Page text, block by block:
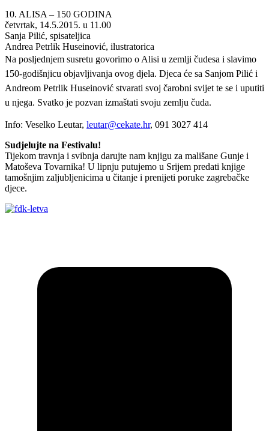
10. ALISA – 150 GODINA
četvrtak, 14.5.2015. u 11.00
Sanja Pilić, spisateljica
Andrea Petrlik Huseinović, ilustratorica
Na posljednjem susretu govorimo o Alisi u zemlji čudesa i slavimo
150-godišnjicu objavljivanja ovog djela. Djeca će sa Sanjom Pilić i
Andreom Petrlik Huseinović stvarati svoj čarobni svijet te se i uputiti
u njega. Svatko je pozvan izmaštati svoju zemlju čuda.
Info: Veselko Leutar, leutar@cekate.hr, 091 3027 414
Sudjelujte na Festivalu!
Tijekom travnja i svibnja darujte nam knjigu za mališane Gunje i
Matoševa Tovarnika! U lipnju putujemo u Srijem predati knjige
tamošnjim zaljubljenicima u čitanje i prenijeti poruke zagrebačke
djece.